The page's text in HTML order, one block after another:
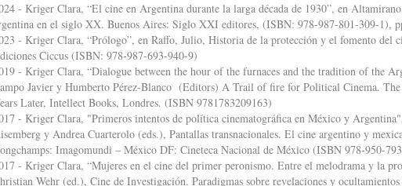
- Kriger Clara, “El cine en Argentina durante la larga década de 1930”, en
en el siglo XX. Buenos Aires: Siglo XXI editores, (ISBN: 978-987-801-309-1),
- Kriger Clara, “Prólogo”, en Raffo, Julio, Historia de la protección y el fomento del
Ciccus (ISBN: 978-987-693-940-9)
- Kriger Clara, “Dialogue between the hour of the furnaces and the tradition of the
Javier y Humberto Pérez-Blanco (Editors) A Trail of fire for Political Cinema.
Later, Intellect Books, Londres. (ISBN 9781783209163)
- Kriger Clara, "Primeros intentos de política cinematográfica en México y
y Andrea Cuarterolo (eds.), Pantallas transnacionales. El cine argentino y
Imagomundi – México DF: Cineteca Nacional de México (ISBN 978-950-
- Kriger Clara, “Mujeres en el cine del primer peronismo. Entre el melodrama y la
Wehr (ed.), Cine de Investigación. Paradigmas sobre revelaciones y